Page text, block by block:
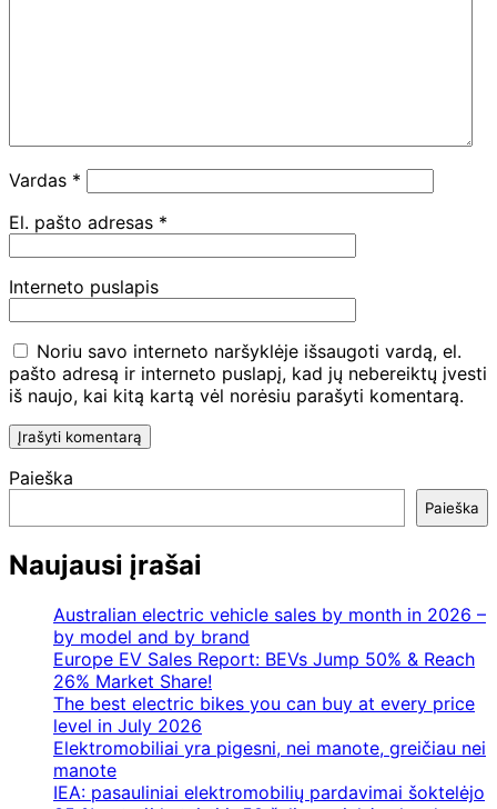
Vardas *
El. pašto adresas *
Interneto puslapis
Noriu savo interneto naršyklėje išsaugoti vardą, el.
pašto adresą ir interneto puslapį, kad jų nebereiktų įvesti
iš naujo, kai kitą kartą vėl norėsiu parašyti komentarą.
Paieška
Paieška
Naujausi įrašai
Australian electric vehicle sales by month in 2026 –
by model and by brand
Europe EV Sales Report: BEVs Jump 50% & Reach
26% Market Share!
The best electric bikes you can buy at every price
level in July 2026
Elektromobiliai yra pigesni, nei manote, greičiau nei
manote
IEA: pasauliniai elektromobilių pardavimai šoktelėjo